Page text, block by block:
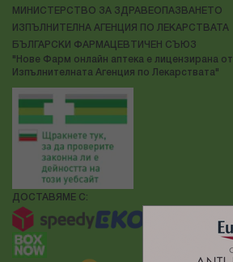
МИНИСТЕРСТВО ЗА ЗДРАВЕОПАЗВАНЕТО
ИЗПЪЛНИТЕЛНА АГЕНЦИЯ ПО ЛЕКАРСТВАТА
БЪЛГАРСКИ ФАРМАЦЕВТИЧЕН СЪЮЗ
"Нове Фарм онлайн аптека е лицензирана от
Изпълнителната Агенция по Лекарствата"
ДОСТАВЯМЕ С: